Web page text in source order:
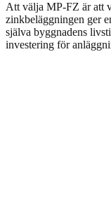
Att välja MP-FZ är att
zinkbeläggningen ger
själva byggnadens
investering för